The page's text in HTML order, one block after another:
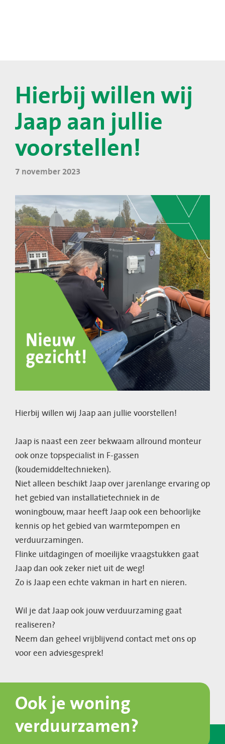
Hierbij willen wij
Jaap aan jullie
voorstellen!
7 november 2023
Hierbij willen wij Jaap aan jullie voorstellen!
Jaap is naast een zeer bekwaam allround monteur
ook onze topspecialist in F-gassen
(koudemiddeltechnieken).
Niet alleen beschikt Jaap over jarenlange ervaring op
het gebied van installatietechniek in de
woningbouw, maar heeft Jaap ook een behoorlijke
kennis op het gebied van warmtepompen en
verduurzamingen.
Flinke uitdagingen of moeilijke vraagstukken gaat
Jaap dan ook zeker niet uit de weg!
Zo is Jaap een echte vakman in hart en nieren.
Wil je dat Jaap ook jouw verduurzaming gaat
realiseren?
Neem dan geheel vrijblijvend contact met ons op
voor een adviesgesprek!
Ook je woning
verduurzamen?